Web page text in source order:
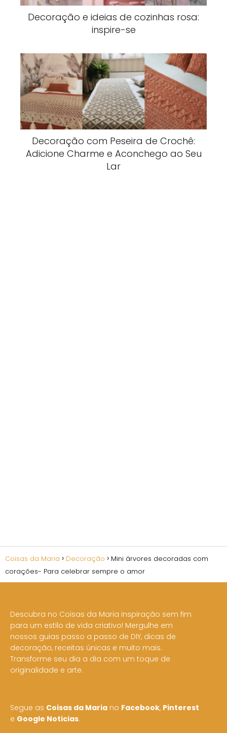
Decoração e ideias de cozinhas rosa:
inspire-se
Decoração com Peseira de Crochê:
Adicione Charme e Aconchego ao Seu
Lar
Coisas da Maria Decoração
Mini árvores decoradas com
corações- Para celebrar sempre o amor
Descubra no Coisas da Maria inspiração sem fim
para um estilo de vida criativo! Mergulhe em
nossos guias passo a passo de DIY, dicas de
decoração, receitas únicas e muito mais.
Transforme seu dia a dia com um toque de
originalidade e arte.
Segue as Coisas da Maria no Facebook, Pinterest
e Google Noticias.